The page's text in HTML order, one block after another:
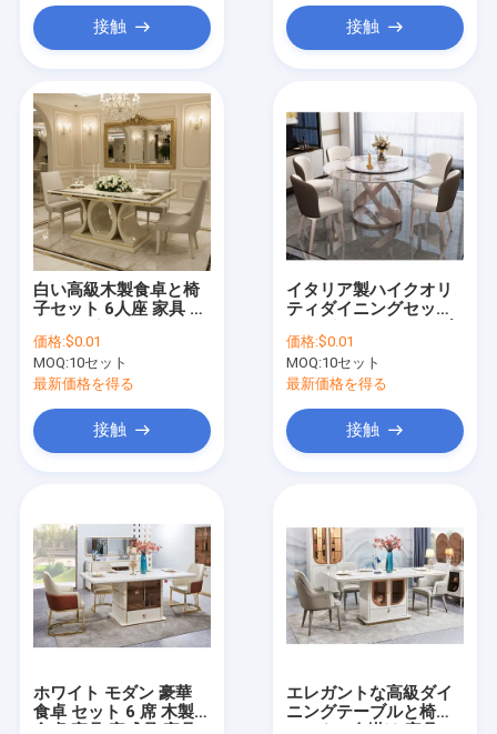
すべての場合
寝室セットの家具
ダイニングルーム 家具
リビング 部屋 の 家具
子供の寝室セット
TVの立場のキャビネット
ソファー セット
接触 接触
白い高級木製食卓と椅
子セット 6人座 家具 ダ
キャビネット付き食卓
価格:$0.01
MOQ:10セット
最新価格を得る
接触
イタリア製ハイクオリ
ティダイニングセット
ル＆スチール脚 4～6人
用
価格:$0.01
MOQ:10セット
最新価格を得る
接触
ホワイト モダン 豪華
食卓 セット 6 席 木製
エレガントな高級ダイ
ニングテーブルと椅子